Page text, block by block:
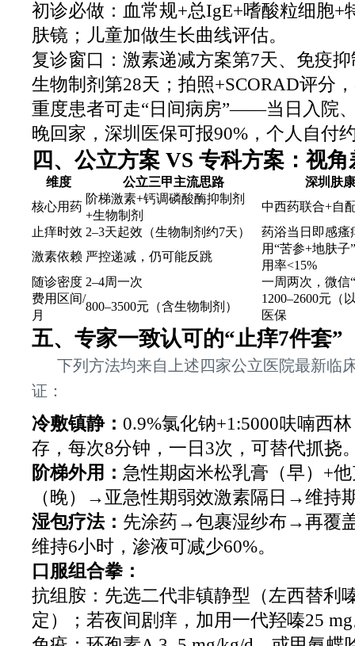
初诊必做：血常规+总IgE+嗜酸粒细胞+
肤镜；儿童加做生长曲线评估。
复诊窗口：激素递减方案第7天、免疫
生物制剂第28天；拍照+SCORAD评分
重度患者可走“日间病房”——当日入院
晚回家，深圳医保可报90%，个人自付
四、公立方案 VS 专科方案：视角
维度 公立三甲主流思路
深圳肤
核心用药
阶梯激素+钙调磷酸酶抑制剂
+生物制剂
中西药联合+自
止痒时效 2–3天起效（生物制剂约7天）
药浴当日即感瘙
激素依赖 严控递减，仍可能反跳
用“苦参+地肤
用率<15%
随诊密度 2–4周一次
一周两次，微信
费用区间/
月
800–3500元（含生物制剂）
1200–2600元（
医保
五、专家一致认可的“止痒7件套”
下列方法均来自上述四家公立医院最新临
证：
冷敷镇静： 0.9%氯化钠+1:5000呋喃西
存，每次8分钟，一日3次，可替代抓挠
阶梯外用： 急性期卤米松乳膏（早）+
（晚）→亚急性期弱效激素隔日→维持
湿包疗法： 先涂药→包裹湿纱布→再覆
维持6小时，渗液可减少60%。
口服组合拳：
抗组胺：先选二代非镇静型（左西替利
定）；若夜间剧痒，加用一代羟嗪25